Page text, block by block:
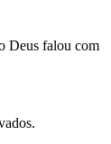
Deus falou com